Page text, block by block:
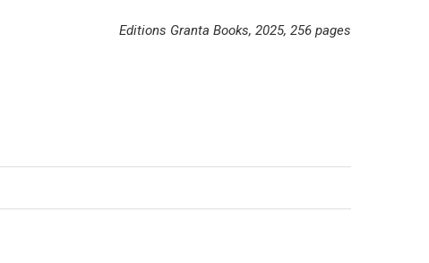
Editions Granta Books, 2025, 256 pages